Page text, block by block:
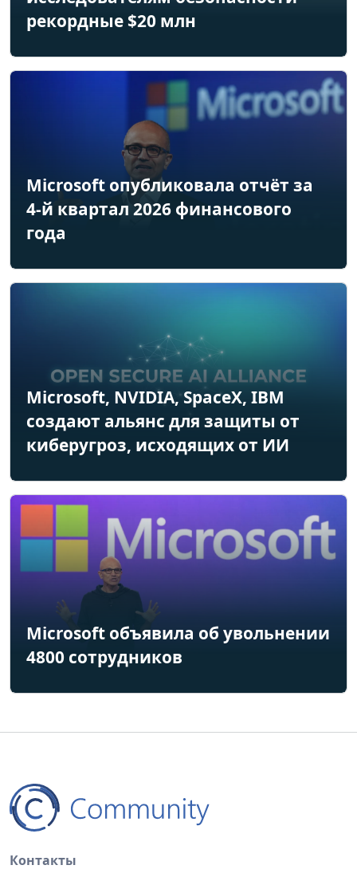
рекордные $20 млн
Microsoft опубликовала отчёт за
4-й квартал 2026 финансового
года
Microsoft, NVIDIA, SpaceX, IBM
создают альянс для защиты от
киберугроз, исходящих от ИИ
Microsoft объявила об увольнении
4800 сотрудников
Контакты